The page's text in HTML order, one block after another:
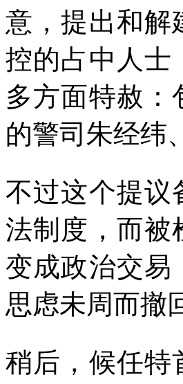
意，提出和解
控的占中人士
多方面特赦：
的警司朱经纬
不过这个提议
法制度，而被
变成政治交易
思虑未周而撤
稍后，候任特